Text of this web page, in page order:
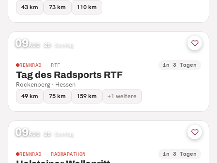
43 km
73 km 110 km
09AUG 26 Sonntag
RENNRAD · RTF in 3 Tagen
Tag des Radsports RTF
Rockenberg · Hessen
49 km
75 km 159 km +1 weitere
09AUG 26 Sonntag
RENNRAD · RADMARATHON in 3 Tagen